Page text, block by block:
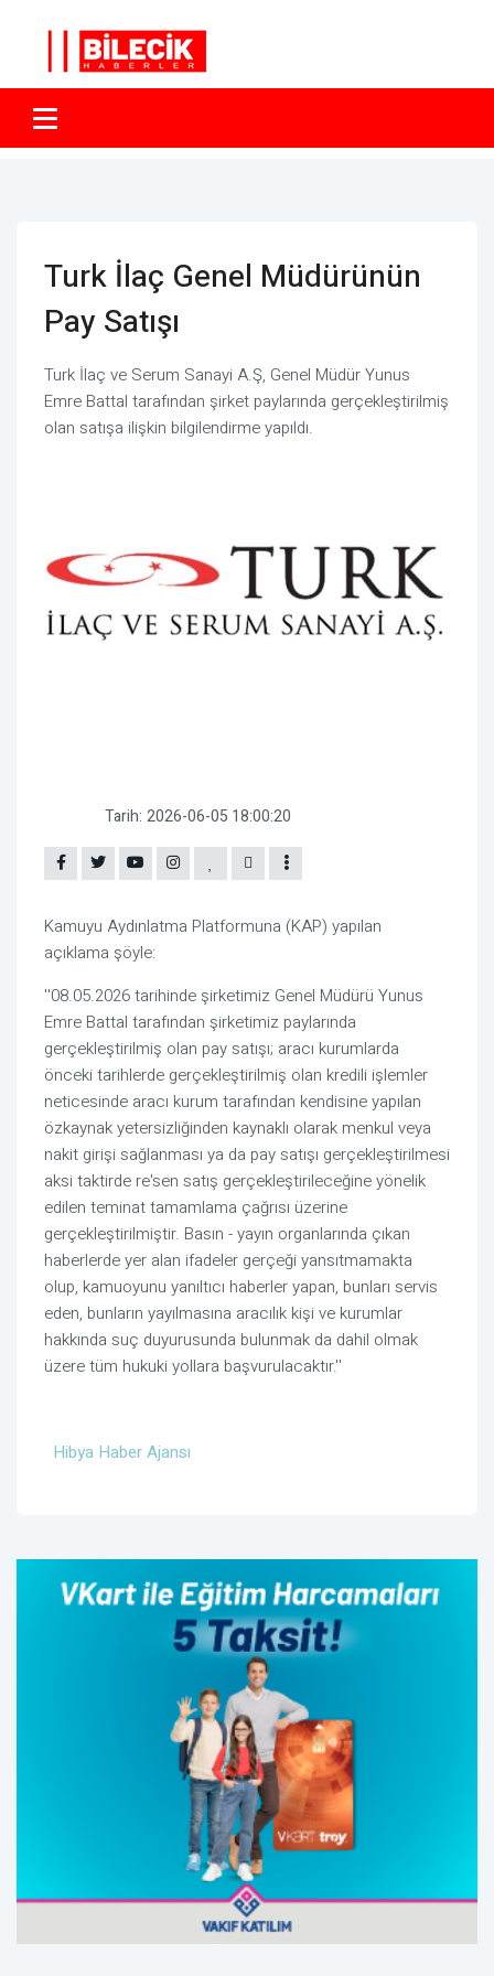
Turk İlaç Genel Müdürünün
Pay Satışı
Turk İlaç ve Serum Sanayi A.Ş, Genel Müdür Yunus
Emre Battal tarafından şirket paylarında gerçekleştirilmiş
olan satışa ilişkin bilgilendirme yapıldı.
Tarih: 2026-06-05 18:00:20
Kamuyu Aydınlatma Platformuna (KAP) yapılan
açıklama şöyle:
''08.05.2026 tarihinde şirketimiz Genel Müdürü Yunus
Emre Battal tarafından şirketimiz paylarında
gerçekleştirilmiş olan pay satışı; aracı kurumlarda
önceki tarihlerde gerçekleştirilmiş olan kredili işlemler
neticesinde aracı kurum tarafından kendisine yapılan
özkaynak yetersizliğinden kaynaklı olarak menkul veya
nakit girişi sağlanması ya da pay satışı gerçekleştirilmesi
aksi taktirde re'sen satış gerçekleştirileceğine yönelik
edilen teminat tamamlama çağrısı üzerine
gerçekleştirilmiştir. Basın - yayın organlarında çıkan
haberlerde yer alan ifadeler gerçeği yansıtmamakta
olup, kamuoyunu yanıltıcı haberler yapan, bunları servis
eden, bunların yayılmasına aracılık kişi ve kurumlar
hakkında suç duyurusunda bulunmak da dahil olmak
üzere tüm hukuki yollara başvurulacaktır.''
Hibya Haber Ajansı